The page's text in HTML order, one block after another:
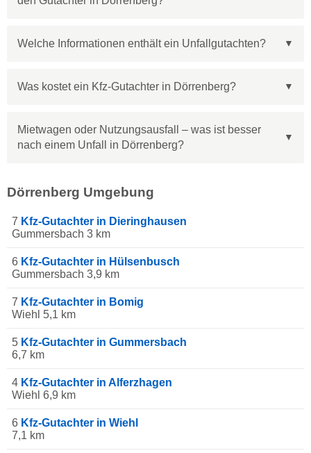
Welche Informationen enthält ein Unfallgutachten?
Was kostet ein Kfz-Gutachter in Dörrenberg?
Mietwagen oder Nutzungsausfall – was ist besser
nach einem Unfall in Dörrenberg?
Dörrenberg Umgebung
7 Kfz-Gutachter in Dieringhausen
Gummersbach 3 km
6 Kfz-Gutachter in Hülsenbusch
Gummersbach 3,9 km
7 Kfz-Gutachter in Bomig
Wiehl 5,1 km
5 Kfz-Gutachter in Gummersbach
6,7 km
4 Kfz-Gutachter in Alferzhagen
Wiehl 6,9 km
6 Kfz-Gutachter in Wiehl
7,1 km